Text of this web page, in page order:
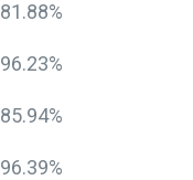
81.88%
96.23%
85.94%
96.39%